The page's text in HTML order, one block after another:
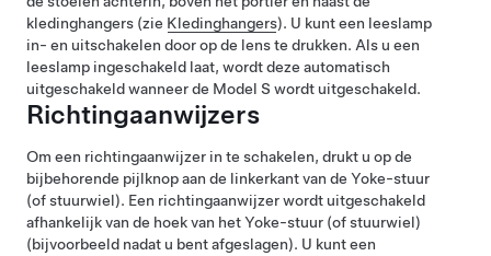
kledinghangers (zie Kledinghangers). U kunt een leeslamp
in- en uitschakelen door op de lens te drukken. Als u een
leeslamp ingeschakeld laat, wordt deze automatisch
uitgeschakeld wanneer de Model S wordt uitgeschakeld.
Richtingaanwijzers
Om een richtingaanwijzer in te schakelen, drukt u op de
bijbehorende pijlknop aan de linkerkant van de Yoke-stuur
(of stuurwiel). Een richtingaanwijzer wordt uitgeschakeld
afhankelijk van de hoek van hetYoke-stuur (of stuurwiel)
(bijvoorbeeld nadat u bent afgeslagen). U kunt een